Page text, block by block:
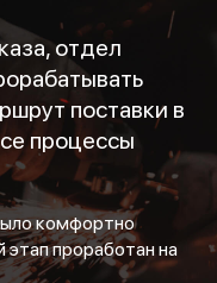
отдел
поставки в
процессы
комфортно
проработан на